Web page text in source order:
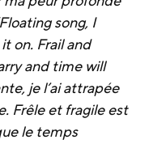
song, I
on. Frail and
and time will
je l’ai attrapée
Frêle et fragile est
le temps